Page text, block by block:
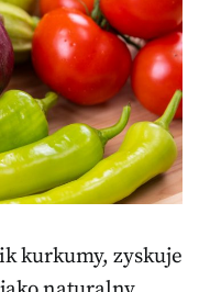
kurkumy, zyskuje